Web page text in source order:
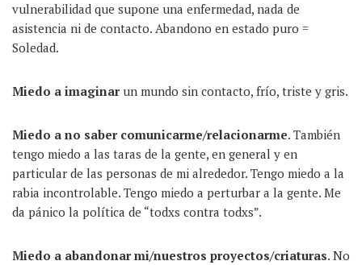
vulnerabilidad que supone una enfermedad, nada de
asistencia ni de contacto. Abandono en estado puro =
Soledad.
Miedo a imaginarun mundo sin contacto, frío, triste y gris.
Miedo a no saber comunicarme/relacionarme. También
tengo miedo a las taras de la gente, en general y en
particular de las personas de mi alrededor. Tengo miedo a la
rabia incontrolable. Tengo miedo a perturbar a la gente. Me
da pánico la política de “todxs contra todxs”.
Miedo a abandonarmi/nuestros proyectos/criaturas. No